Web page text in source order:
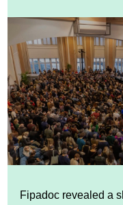
Fipadoc revealed a